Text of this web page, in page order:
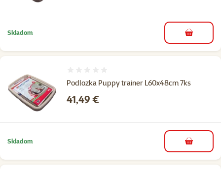
Skladom do košíka
Podlozka Puppy trainer L60x48cm 7ks
Cena
41,49 €
Skladom do košíka